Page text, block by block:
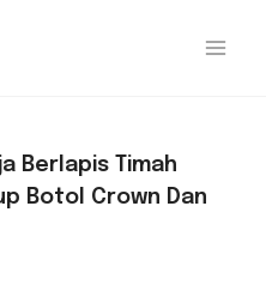
Berlapis Timah
Botol Crown Dan